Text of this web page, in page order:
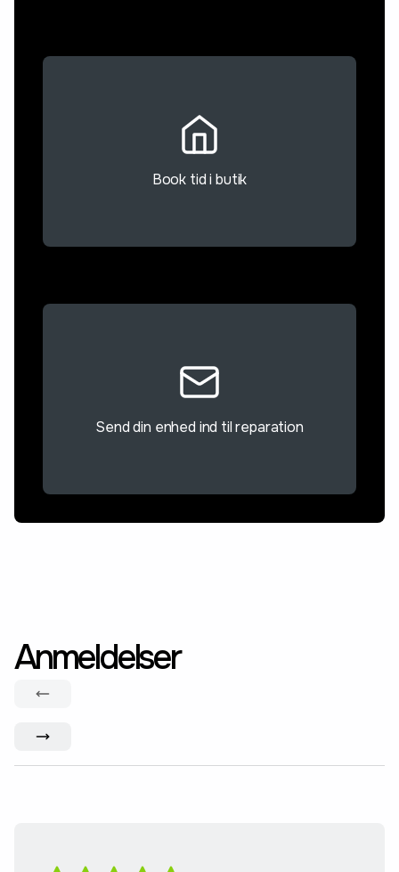
Book tid i butik
Send din enhed ind til reparation
Anmeldelser